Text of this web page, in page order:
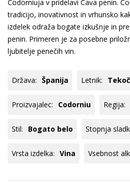
Codorniuja v pridelavi Cava penin.
tradicijo, inovativnost in vrhunsko
izdelek odraža bogate izkušnje in
penin. Primeren je za posebne
ljubitelje penečih vin.
Država: Španija Letnik:
Proizvajalec: Codorniu Regija:
Stil: Bogato belo Stopnja
Vrsta izdelka: Vina Vsebnost